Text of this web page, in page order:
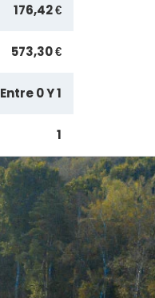
176,42 €
573,30 €
Entre 0 Y 1
1